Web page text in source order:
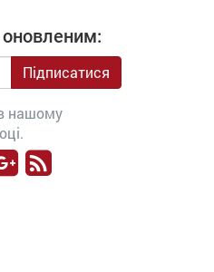
Підписатися
нашому